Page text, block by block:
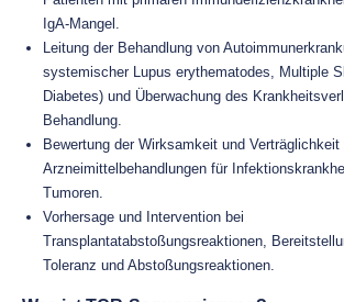
IgA-Mangel.
Leitung der Behandlung von
systemischer Lupus erythematodes, Multiple
Diabetes) und Überwachung des
Behandlung.
Bewertung der Wirksamkeit und Verträglichkeit
Arzneimittelbehandlungen für
Tumoren.
Vorhersage und Intervention bei
Transplantatabstoßungsreaktionen,
Toleranz und Abstoßungsreaktionen.